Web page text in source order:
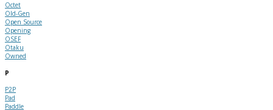
Octet
Old-Gen
Open Source
Opening
OSEF
Otaku
Owned
P
P2P
Pad
Paddle